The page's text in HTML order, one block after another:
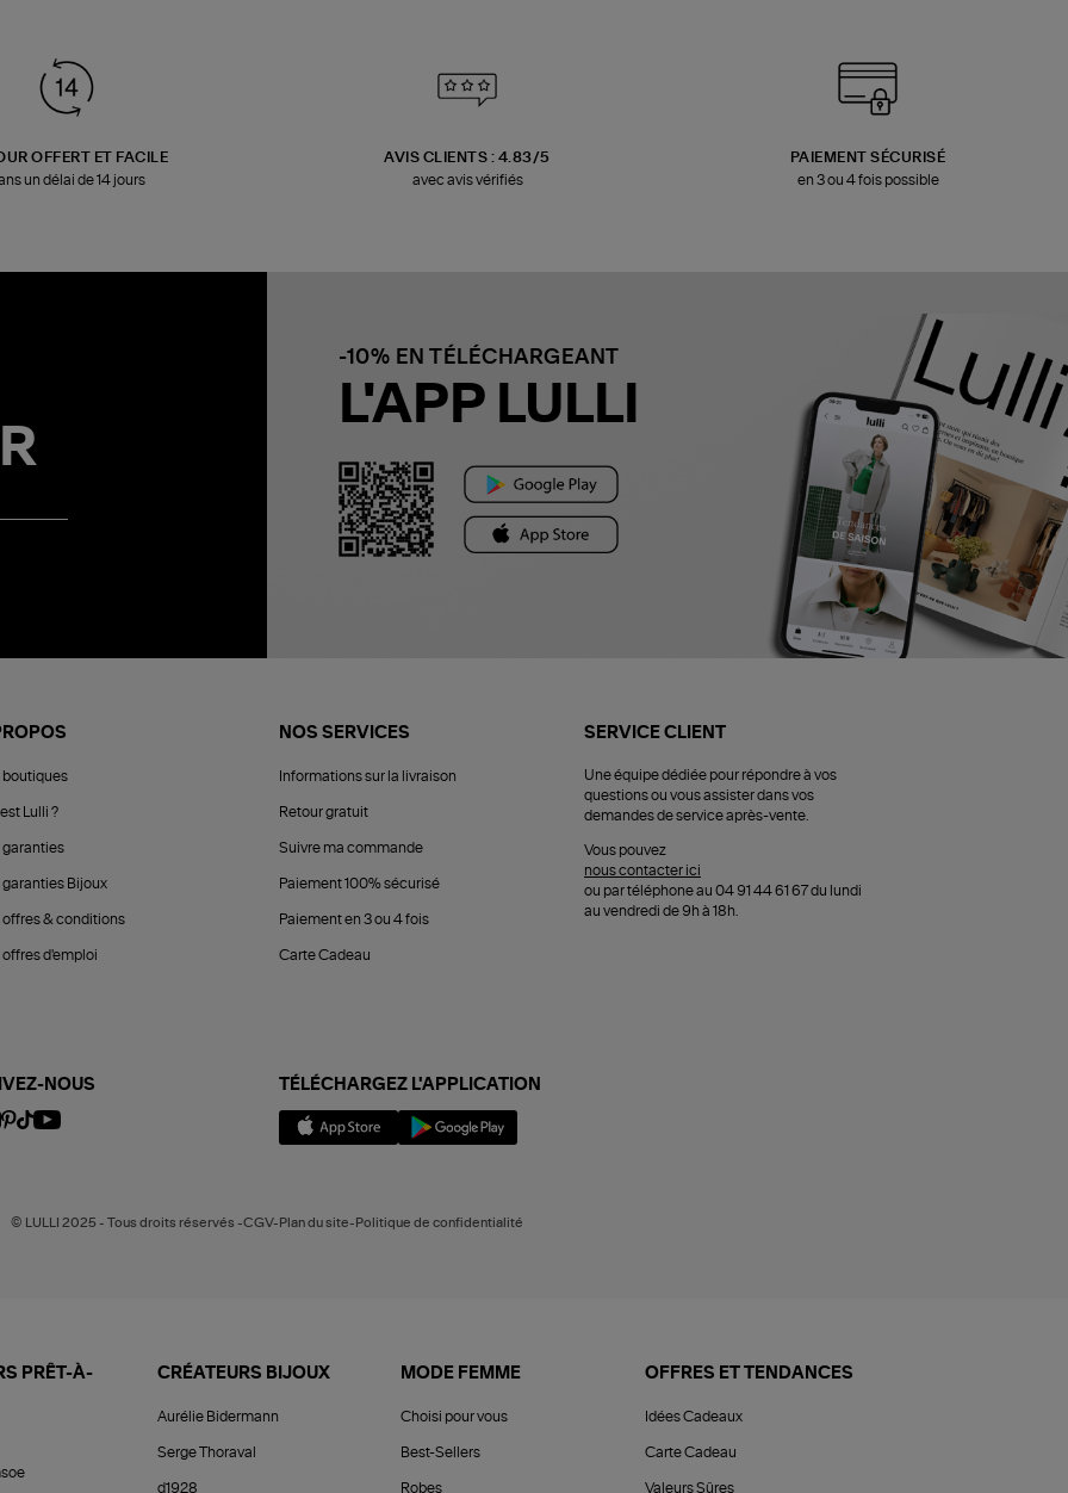
OFFERT ET FACILE
un délai de 14 jours
AVIS CLIENTS : 4.83/5
avec avis vérifiés
PAIEMENT SÉCURISÉ
en 3 ou 4 fois possible
-10% EN TÉLÉCHARGEANT
L'APP LULLI
boutiques
Lulli ?
garanties
garanties Bijoux
offres & conditions
offres d'emploi
NOS SERVICES
Informations sur la livraison
Retour gratuit
Suivre ma commande
Paiement 100% sécurisé
Paiement en 3 ou 4 fois
Carte Cadeau
SERVICE CLIENT
Une équipe dédiée pour répondre à vos
questions ou vous assister dans vos
demandes de service après-vente.
Vous pouvez
nous contacter ici
ou par téléphone au 04 91 44 61 67 du lundi
au vendredi de 9h à 18h.
NOUS TÉLÉCHARGEZ L'APPLICATION
© LULLI 2025 - Tous droits réservés -CGV-Plan du site-Politique de confidentialité
PRÊT-À-
CRÉATEURS BIJOUX
Aurélie Bidermann
Serge Thoraval
d1928
MODE FEMME
Choisi pour vous
Best-Sellers
Robes
OFFRES ET TENDANCES
Idées Cadeaux
Carte Cadeau
Valeurs Sûres